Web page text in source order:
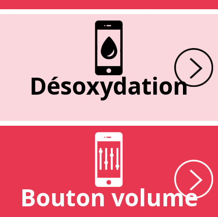
Désoxydation
Bouton volume